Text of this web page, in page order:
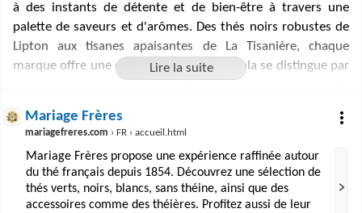
à des instants de détente et de bien-être à travers une
palette de saveurs et d'arômes. Des thés noirs robustes de
Lipton aux tisanes apaisantes de La Tisanière, chaque
marque offre une expérience unique. Ricola se distingue par
raffinement avec leurs sélections haut de gamme. Clipper
biologiques. Tetley et Twinings complètent l'éventail avec
des mélanges créatifs, offrant ainsi un voyage gustatif qui
respecte aussi bien les traditions que les innovations
Mariage Frères
mariagefreres.com › FR › accueil.html
Mariage Frères propose une expérience raffinée autour
du thé français depuis 1854. Découvrez une sélection de
thés verts, noirs, blancs, sans théine, ainsi que des
accessoires comme des théières. Profitez aussi de leur